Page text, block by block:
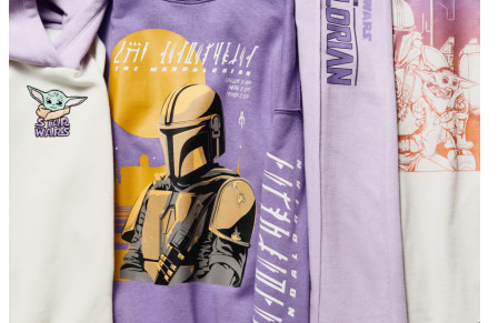
Ödeme Yapmak Güvenli Mi?
Arapça Blog